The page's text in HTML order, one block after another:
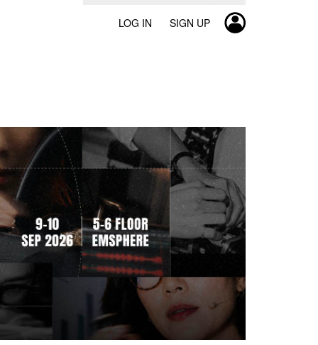
LOG IN SIGN UP